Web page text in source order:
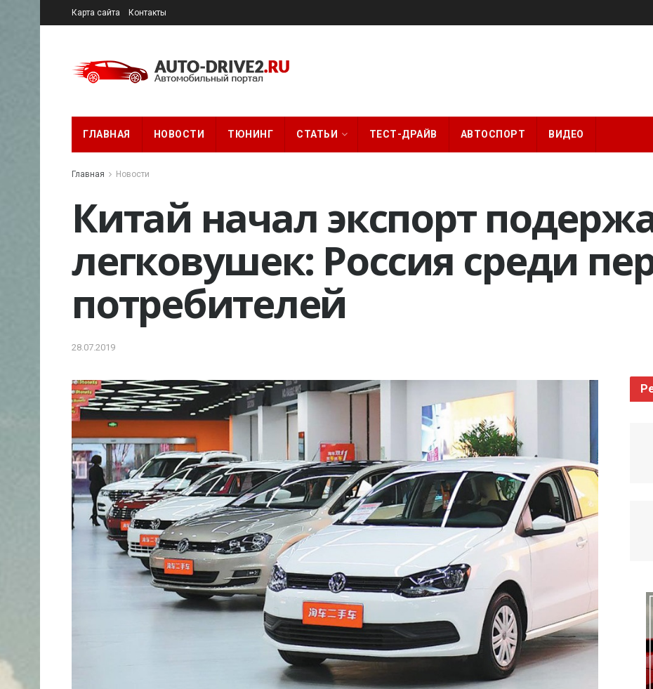
Карта сайта Контакты
ГЛАВНАЯ НОВОСТИ ТЮНИНГ СТАТЬИ ТЕСТ-ДРАЙВ АВТОСПОРТ ВИДЕО
Главная Новости
Китай начал экспорт
легковушек: Россия среди
потребителей
28.07.2019